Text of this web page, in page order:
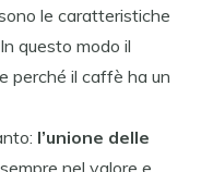
le caratteristiche
questo modo il
perché il caffè ha un
l’unione delle